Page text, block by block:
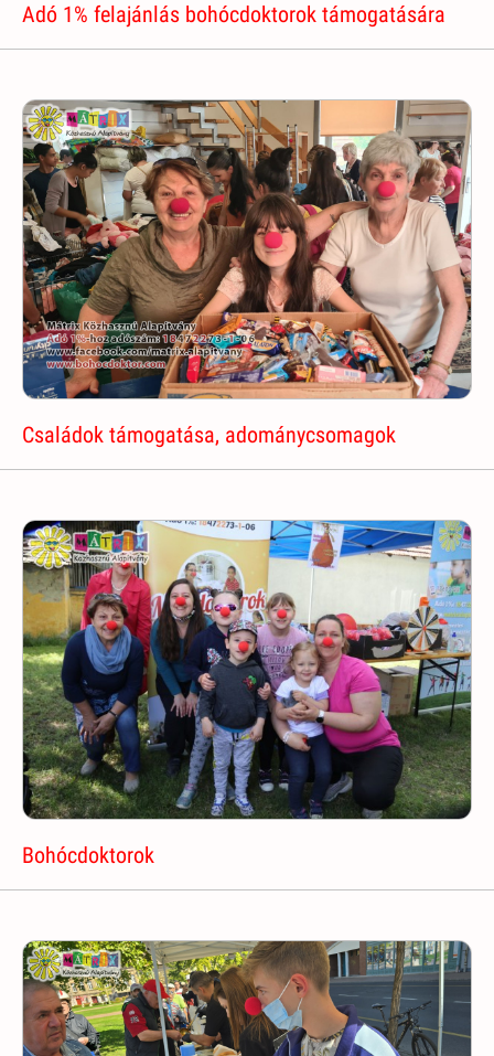
Adó 1% felajánlás bohócdoktorok támogatására
Családok támogatása, adománycsomagok
Bohócdoktorok